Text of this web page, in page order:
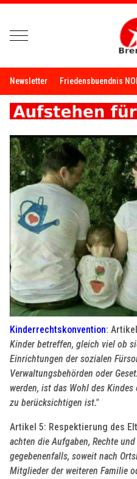
Mobile Menu Toggle
Newsletter Friedensbuendnis
Kinderrechtskonvention:
Kinder betreffen, gleich viel ob
Einrichtungen der sozialen
Verwaltungsbehörden oder
werden, ist das Wohl des
zu berücksichtigen ist."
Artikel 5: Respektierung des
achten die Aufgaben, Rechte
gegebenenfalls, soweit nach
Mitglieder der weiteren Familie